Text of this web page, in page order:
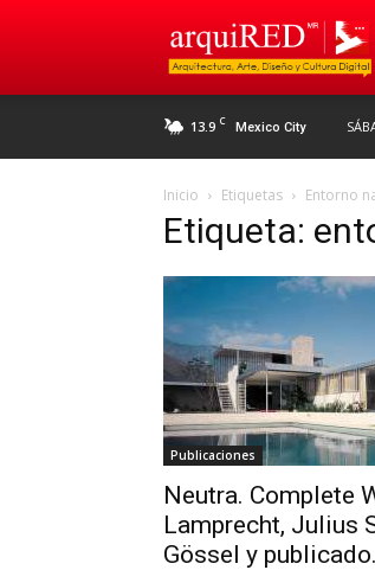
13.9 C Mexico City
Inicio Etiquetas Entorno
Etiqueta:
Publicaciones
Neutra. Complete
Lamprecht, Julius
Gössel y